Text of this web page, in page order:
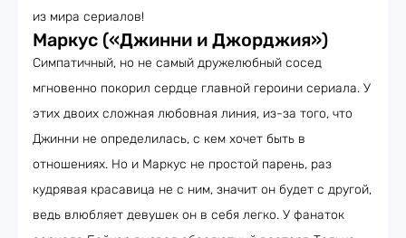
из мира сериалов!
Маркус («Джинни и Джорджия»)
Симпатичный, но не самый дружелюбный сосед
мгновенно покорил сердце главной героини сериала. У
этих двоих сложная любовная линия, из-за того, что
Джинни не определилась, с кем хочет быть в
отношениях. Но и Маркус не простой парень, раз
кудрявая красавица не с ним, значит он будет с другой,
ведь влюбляет девушек он в себя легко. У фанаток